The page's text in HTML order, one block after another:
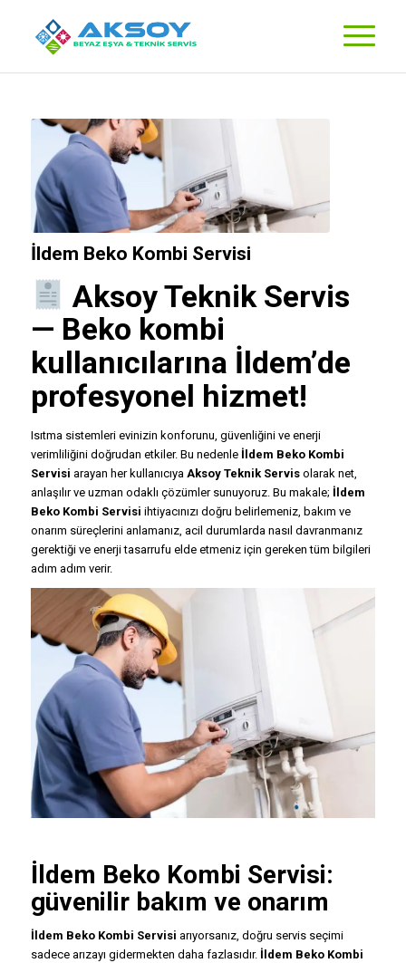
İldem Beko Kombi Servisi
Aksoy Teknik Servis
— Beko kombi
kullanıcılarına İldem’de
profesyonel hizmet!
Isıtma sistemleri evinizin konforunu, güvenliğini ve enerji
verimliliğini doğrudan etkiler. Bu nedenle İldem Beko Kombi
Servisi arayan her kullanıcıya Aksoy Teknik Servisolarak net,
anlaşılır ve uzman odaklı çözümler sunuyoruz. Bu makale; İldem
Beko Kombi Servisi ihtiyacınızı doğru belirlemeniz, bakım ve
onarım süreçlerini anlamanız, acil durumlarda nasıl davranmanız
gerektiği ve enerji tasarrufu elde etmeniz için gereken tüm bilgileri
adım adım verir.
İldem Beko Kombi Servisi:
güvenilir bakım ve onarım
İldem Beko Kombi Servisi arıyorsanız, doğru servis seçimi
sadece arızayı gidermekten daha fazlasıdır. İldem Beko Kombi